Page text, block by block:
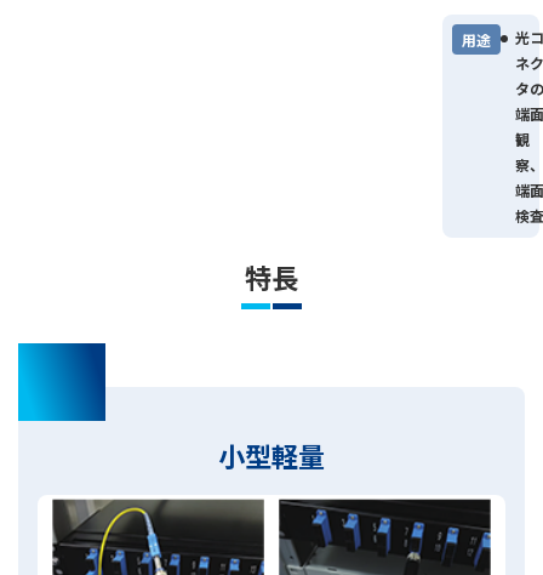
用途
光コ
ネク
タの
端面
観
察、
端面
検査
特長
01
小型軽量